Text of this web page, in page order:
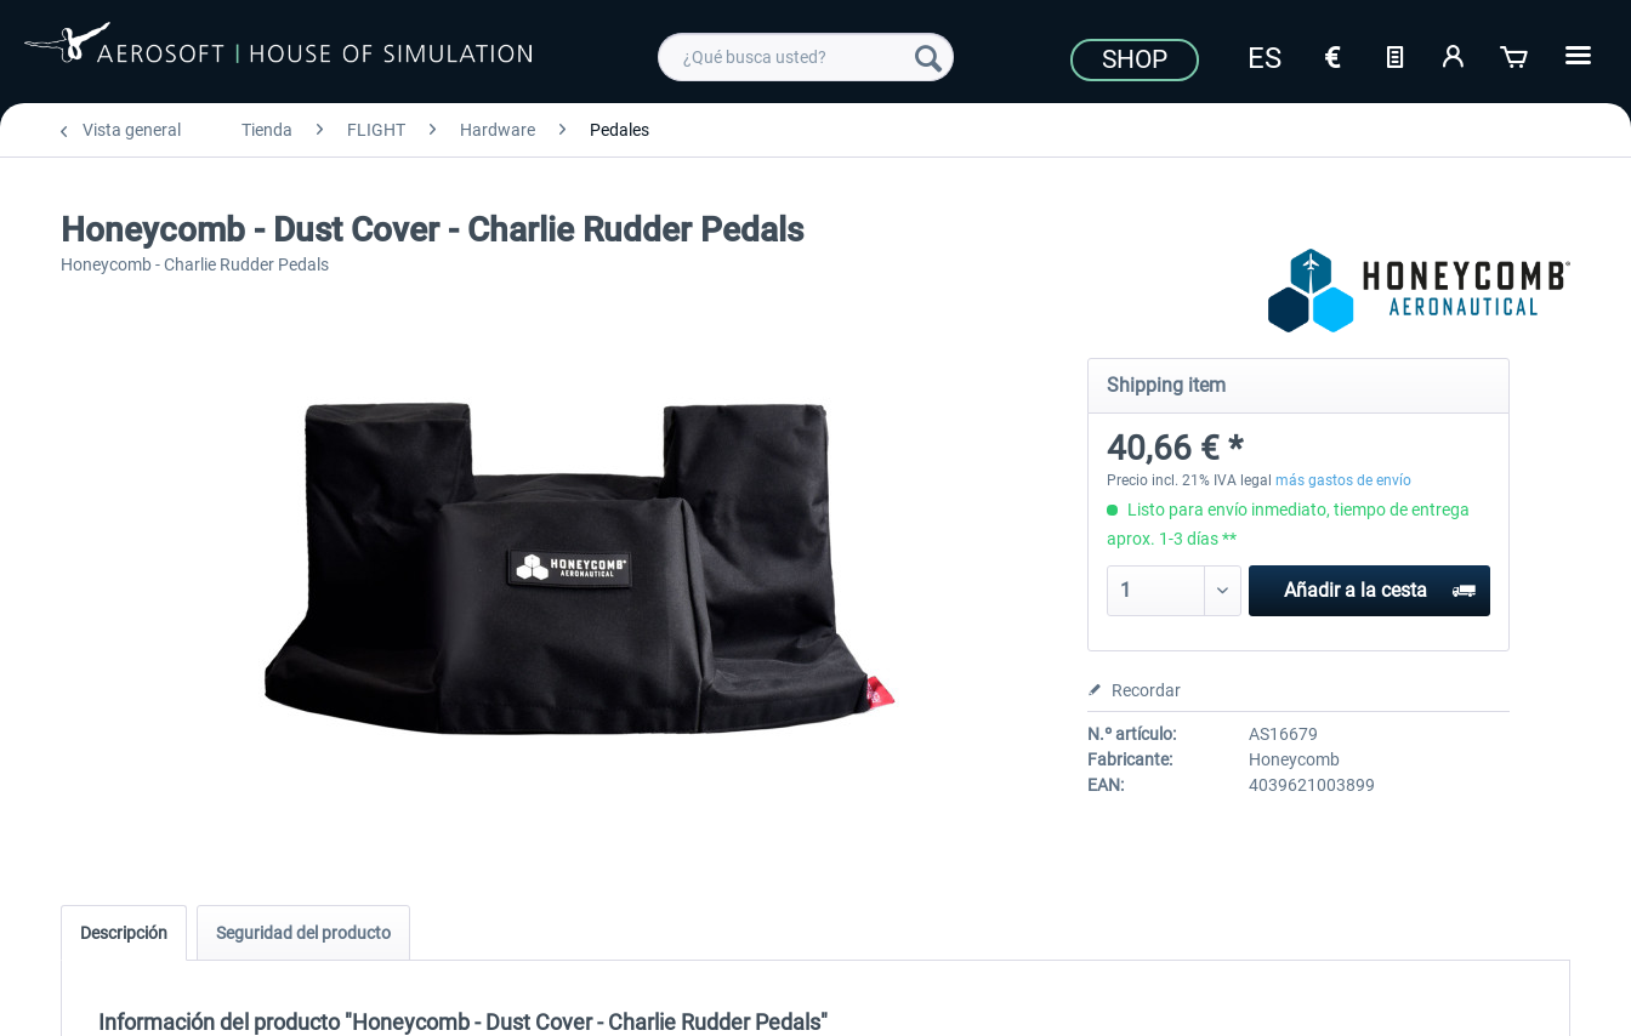
SHOP
Vista general Tienda FLIGHT Hardware Pedales
Honeycomb - Dust Cover - Charlie Rudder Pedals
Honeycomb - Charlie Rudder Pedals
Shipping item
40,66 € *
Precio incl. 21% IVA legal más gastos de envío
Listo para envío inmediato, tiempo de entrega
aprox. 1-3 días **
Añadir a la cesta
Recordar
N.º artículo:
AS16679
Fabricante:
Honeycomb
EAN:
4039621003899
Descripción Seguridad del producto
Información del producto "Honeycomb - Dust Cover - Charlie Rudder Pedals"